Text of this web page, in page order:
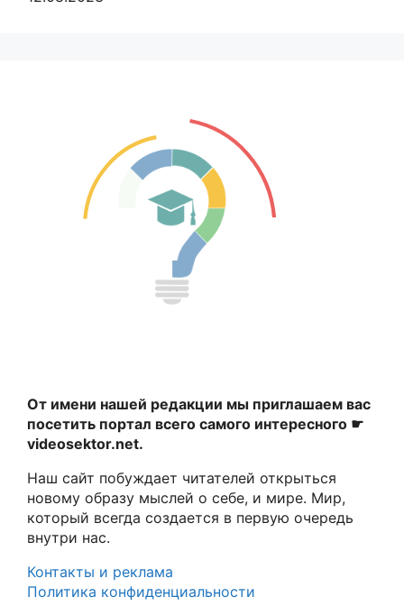
От имени нашей редакции мы приглашаем вас
посетить портал всего самого интересного ☛
videosektor.net.
Наш сайт побуждает читателей открыться
новому образу мыслей о себе, и мире. Мир,
который всегда создается в первую очередь
внутри нас.
Контакты и реклама
Политика конфиденциальности